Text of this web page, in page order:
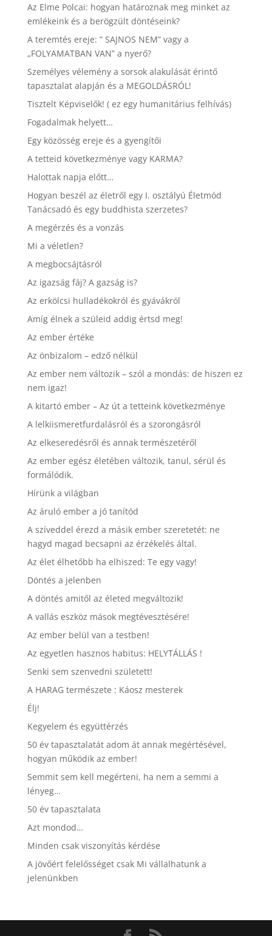
Az Elme Polcai: hogyan határoznak meg minket az
emlékeink és a berögzült döntéseink?
A teremtés ereje: ” SAJNOS NEM” vagy a
„FOLYAMATBAN VAN” a nyerő?
Személyes vélemény a sorsok alakulását érintő
tapasztalat alapján és a MEGOLDÁSRÓL!
Tisztelt Képviselők! ( ez egy humanitárius felhívás)
Fogadalmak helyett…
Egy közösség ereje és a gyengítői
A tetteid következménye vagy KARMA?
Halottak napja előtt…
Hogyan beszél az életről egy I. osztályú Életmód
Tanácsadó és egy buddhista szerzetes?
A megérzés és a vonzás
Mi a véletlen?
A megbocsájtásról
Az igazság fáj? A gazság is?
Az erkölcsi hulladékokról és gyávákról
Amíg élnek a szüleid addig értsd meg!
Az ember értéke
Az önbizalom – edző nélkül
Az ember nem változik – szól a mondás: de hiszen ez
nem igaz!
A kitartó ember – Az út a tetteink következménye
A lelkiismeretfurdalásról és a szorongásról
Az elkeseredésről és annak természetéről
Az ember egész életében változik, tanul, sérül és
formálódik.
Hírünk a világban
Az áruló ember a jó tanítód
A szíveddel érezd a másik ember szeretetét: ne
hagyd magad becsapni az érzékelés által.
Az élet élhetőbb ha elhiszed: Te egy vagy!
Döntés a jelenben
A döntés amitől az életed megváltozik!
A vallás eszköz mások megtévesztésére!
Az ember belül van a testben!
Az egyetlen hasznos habitus: HELYTÁLLÁS !
Senki sem szenvedni született!
A HARAG természete : Káosz mesterek
Élj!
Kegyelem és együttérzés
50 év tapasztalatát adom át annak megértésével,
hogyan működik az ember!
Semmit sem kell megérteni, ha nem a semmi a
lényeg…
50 év tapasztalata
Azt mondod…
Minden csak viszonyítás kérdése
A jövőért felelősséget csak Mi vállalhatunk a
jelenünkben